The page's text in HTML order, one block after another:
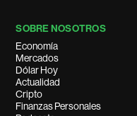
SOBRE NOSOTROS
Economía
Mercados
Dólar Hoy
Actualidad
Cripto
Finanzas Personales